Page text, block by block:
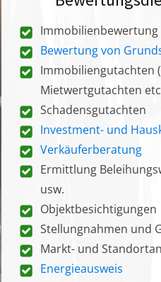
Immobilienbewertung
Bewertung von
Immobiliengutachten
Mietwertgutachten
Schadensgutachten
Investment- und
Verkäuferberatung
Ermittlung
usw.
Objektbesichtigungen
Stellungnahmen und
Markt- und
Energieausweis